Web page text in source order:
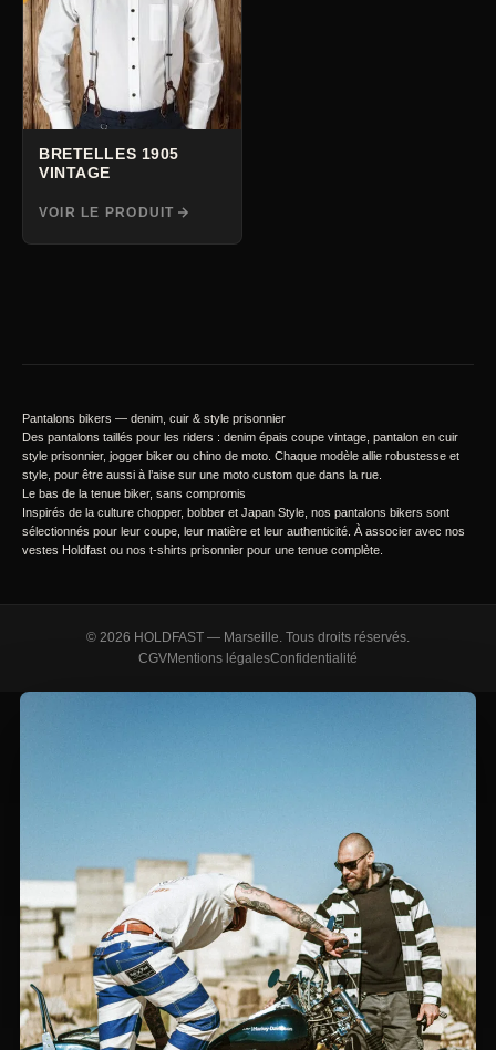
BRETELLES 1905
VINTAGE
VOIR LE PRODUIT
Pantalons bikers — denim, cuir & style prisonnier
Des pantalons taillés pour les riders : denim épais coupe vintage, pantalon en cuir
style prisonnier, jogger biker ou chino de moto. Chaque modèle allie robustesse et
style, pour être aussi à l’aise sur une moto custom que dans la rue.
Le bas de la tenue biker, sans compromis
Inspirés de la culture chopper, bobber et Japan Style, nos pantalons bikers sont
sélectionnés pour leur coupe, leur matière et leur authenticité. À associer avec nos
vestes Holdfast ou nos t-shirts prisonnier pour une tenue complète.
© 2026 HOLDFAST — Marseille. Tous droits réservés.
CGVMentions légalesConfidentialité